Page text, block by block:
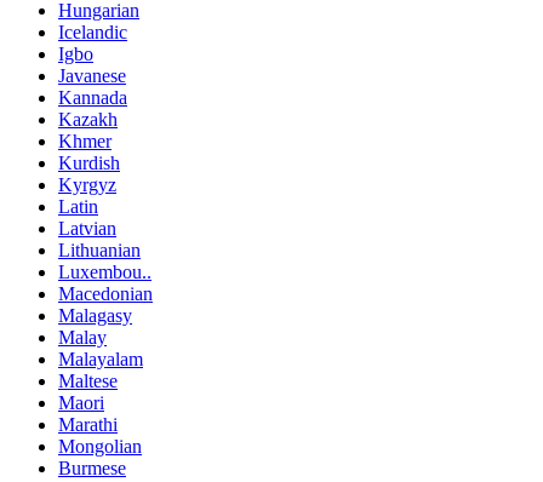
Hungarian
Icelandic
Igbo
Javanese
Kannada
Kazakh
Khmer
Kurdish
Kyrgyz
Latin
Latvian
Lithuanian
Luxembou..
Macedonian
Malagasy
Malay
Malayalam
Maltese
Maori
Marathi
Mongolian
Burmese